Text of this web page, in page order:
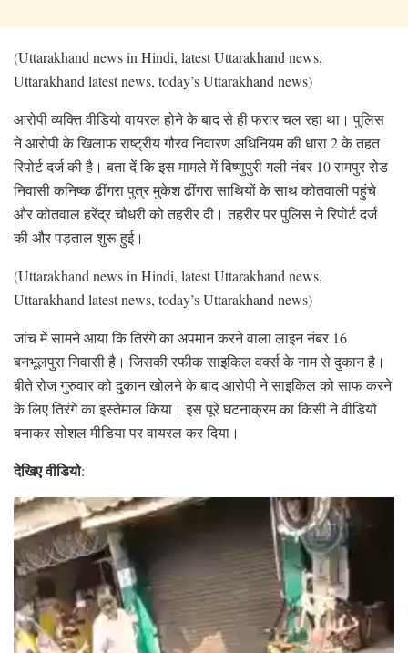
(Uttarakhand news in Hindi, latest Uttarakhand news,
Uttarakhand latest news, today’s Uttarakhand news)
आरोपी व्यक्ति वीडियो वायरल होने के बाद से ही फरार चल रहा था। पुलिस
ने आरोपी के खिलाफ राष्ट्रीय गौरव निवारण अधिनियम की धारा 2 के तहत
रिपोर्ट दर्ज की है। बता दें कि इस मामले में विष्णुपुरी गली नंबर 10 रामपुर रोड
निवासी कनिष्क ढींगरा पुत्र मुकेश ढींगरा साथियों के साथ कोतवाली पहुंचे
और कोतवाल हरेंद्र चौधरी को तहरीर दी। तहरीर पर पुलिस ने रिपोर्ट दर्ज
की और पड़ताल शुरू हुई।
(Uttarakhand news in Hindi, latest Uttarakhand news,
Uttarakhand latest news, today’s Uttarakhand news)
जांच में सामने आया कि तिरंगे का अपमान करने वाला लाइन नंबर 16
बनभूलपुरा निवासी है। जिसकी रफीक साइकिल वर्क्स के नाम से दुकान है।
बीते रोज गुरुवार को दुकान खोलने के बाद आरोपी ने साइकिल को साफ करने
के लिए तिरंगे का इस्तेमाल किया। इस पूरे घटनाक्रम का किसी ने वीडियो
बनाकर सोशल मीडिया पर वायरल कर दिया।
देखिए वीडियो:
Video
Player